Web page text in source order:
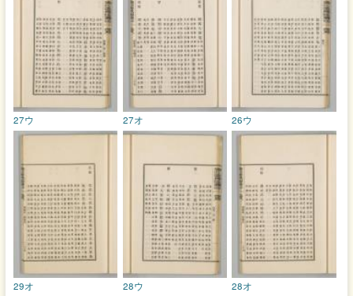
26ウ
27オ
27ウ
28オ
28ウ
29オ